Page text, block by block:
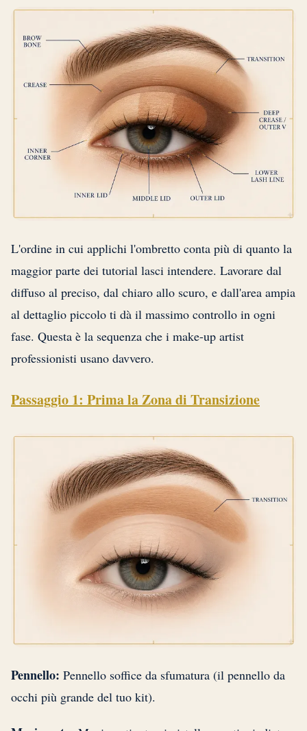
L'ordine in cui applichi l'ombretto conta più di quanto la
maggior parte dei tutorial lasci intendere. Lavorare dal
diffuso al preciso, dal chiaro allo scuro, e dall'area ampia
al dettaglio piccolo ti dà il massimo controllo in ogni
fase. Questa è la sequenza che i make-up artist
professionisti usano davvero.
Passaggio 1: Prima la Zona di Transizione
Pennello: Pennello soffice da sfumatura (il pennello da
occhi più grande del tuo kit).